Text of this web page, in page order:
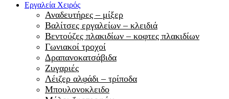
Εργαλεία Χειρός
Αναδευτήρες – μίξερ
Βαλίτσες εργαλείων – κλειδιά
Βεντούζες πλακιδίων – κοφτες πλακιδίων
Γωνιακοί τροχοί
Δραπανοκατσάβιδα
Ζυγαριές
Λέιζερ αλφάδι – τρίποδα
Μπουλονοκλειδο